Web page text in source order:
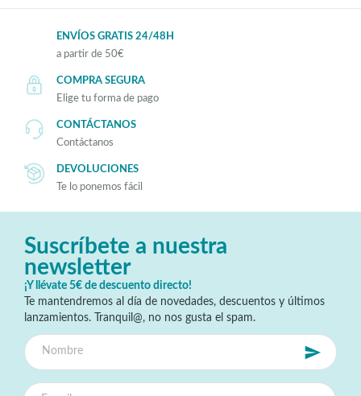
ENVÍOS GRATIS 24/48H
a partir de 50€
COMPRA SEGURA
Elige tu forma de pago
CONTÁCTANOS
Contáctanos
DEVOLUCIONES
Te lo ponemos fácil
Suscríbete a nuestra
newsletter
¡Y llévate 5€ de descuento directo!
Te mantendremos al día de novedades, descuentos y últimos
lanzamientos. Tranquil@, no nos gusta el spam.